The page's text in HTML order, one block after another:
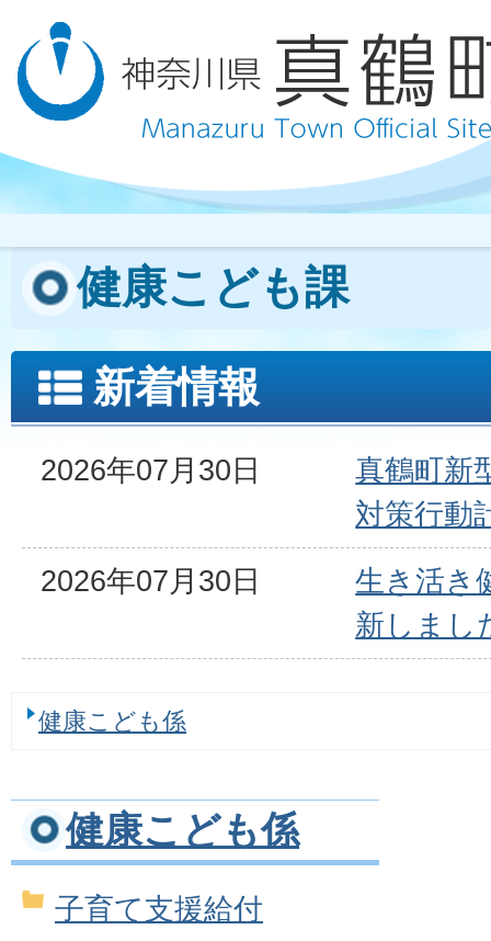
健康こども課
新着情報
2026年07月30日
真鶴町新
対策行動
2026年07月30日
生き活き
新しまし
健康こども係
健康こども係
子育て支援給付